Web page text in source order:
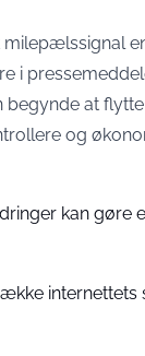
milepælssignal
i
at
og
kan gøre
internettets